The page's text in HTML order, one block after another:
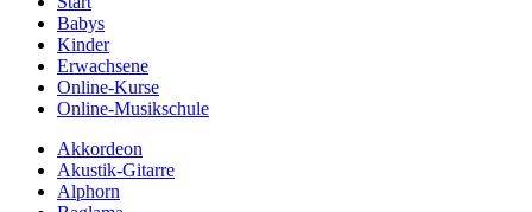
Babys
Kinder
Erwachsene
Online-Kurse
Online-Musikschule
Akkordeon
Akustik-Gitarre
Alphorn